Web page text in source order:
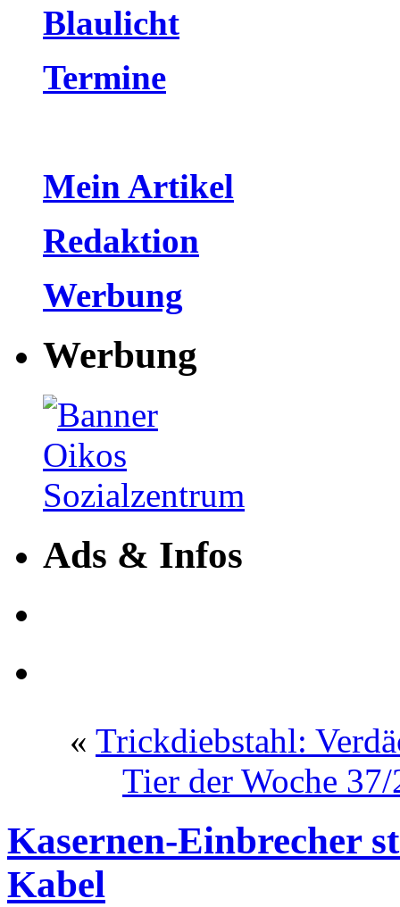
Blaulicht
Termine
Mein Artikel
Redaktion
Werbung
Werbung
Ads & Infos
« Trickdiebstahl:
Tier der Woche
Kasernen-Einbrecher
Kabel